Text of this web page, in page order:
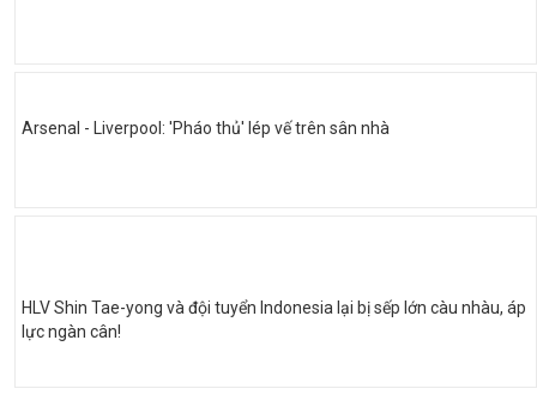
Arsenal - Liverpool: 'Pháo thủ' lép vế trên sân nhà
HLV Shin Tae-yong và đội tuyển Indonesia lại bị sếp lớn càu nhàu, áp
lực ngàn cân!